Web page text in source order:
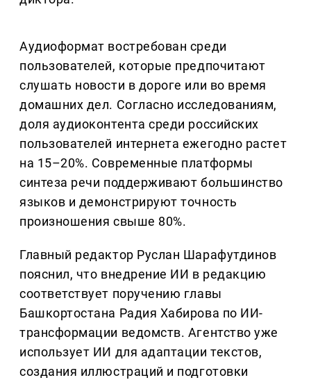
Аудиоформат востребован среди
пользователей, которые предпочитают
слушать новости в дороге или во время
домашних дел. Согласно исследованиям,
доля аудиоконтента среди российских
пользователей интернета ежегодно растет
на 15–20%. Современные платформы
синтеза речи поддерживают большинство
языков и демонстрируют точность
произношения свыше 80%.
Главный редактор Руслан Шарафутдинов
пояснил, что внедрение ИИ в редакцию
соответствует поручению главы
Башкортостана Радия Хабирова по ИИ-
трансформации ведомств. Агентство уже
использует ИИ для адаптации текстов,
создания иллюстраций и подготовки